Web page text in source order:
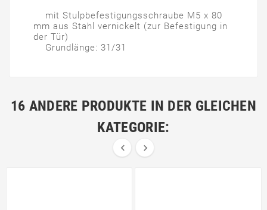
mit Stulpbefestigungsschraube M5 x 80
mm aus Stahl vernickelt (zur Befestigung in
der Tür)
Grundlänge: 31/31
16 ANDERE PRODUKTE IN DER GLEICHEN
KATEGORIE:
 